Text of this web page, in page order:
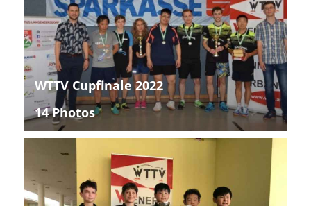
WTTV Cupfinale 2022
14 Photos